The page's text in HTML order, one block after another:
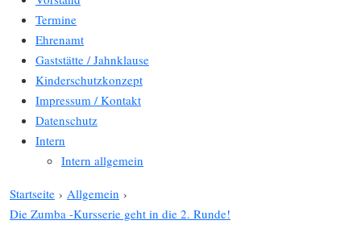
Termine
Ehrenamt
Gaststätte / Jahnklause
Kinderschutzkonzept
Impressum / Kontakt
Datenschutz
Intern
Intern allgemein
Startseite › Allgemein ›
Die Zumba -Kursserie geht in die 2. Runde!